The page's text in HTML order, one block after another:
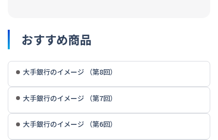
おすすめ商品
大手銀行のイメージ （第8回）
大手銀行のイメージ （第7回）
大手銀行のイメージ （第6回）